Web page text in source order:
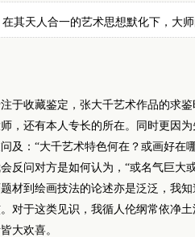
其天人合一的艺术思想默化下，大
收藏鉴定，张大千艺术作品的求鉴
，还有本人专长的所在。同时更因
及：“大千艺术特色何在？或画好在
反问对方是如何认为，“或名气巨大
材到绘画技法的论述亦是泛泛，我
对于这类见识，我循人伦纲常依净土
大欢喜。